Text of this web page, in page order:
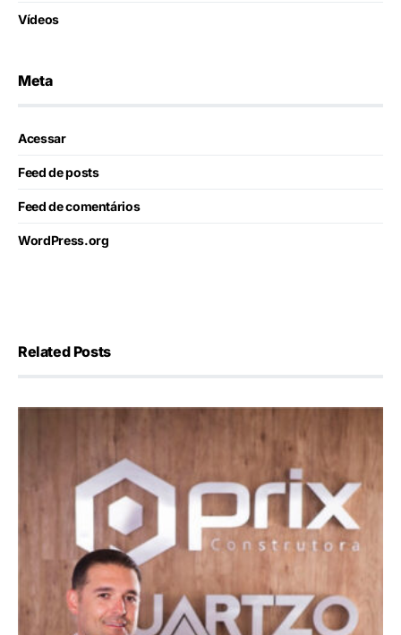
Vídeos
Meta
Acessar
Feed de posts
Feed de comentários
WordPress.org
Related Posts